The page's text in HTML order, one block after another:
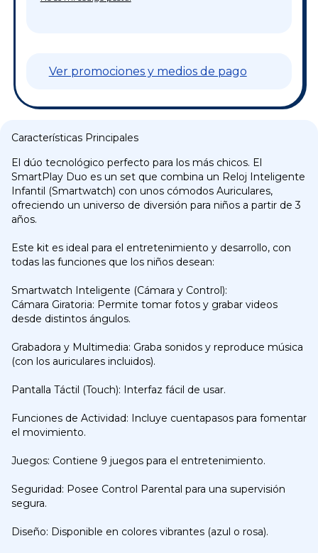
Ver promociones y medios de pago
Características Principales
El dúo tecnológico perfecto para los más chicos. El
SmartPlay Duo es un set que combina un Reloj Inteligente
Infantil (Smartwatch) con unos cómodos Auriculares,
ofreciendo un universo de diversión para niños a partir de 3
años.
Este kit es ideal para el entretenimiento y desarrollo, con
todas las funciones que los niños desean:
Smartwatch Inteligente (Cámara y Control):
Cámara Giratoria: Permite tomar fotos y grabar videos
desde distintos ángulos.
Grabadora y Multimedia: Graba sonidos y reproduce música
(con los auriculares incluidos).
Pantalla Táctil (Touch): Interfaz fácil de usar.
Funciones de Actividad: Incluye cuentapasos para fomentar
el movimiento.
Juegos: Contiene 9 juegos para el entretenimiento.
Seguridad: Posee Control Parental para una supervisión
segura.
Diseño: Disponible en colores vibrantes (azul o rosa).